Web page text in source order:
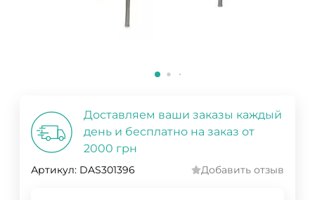
Доставляем ваши заказы каждый
день и бесплатно на заказ от
2000 грн
Артикул: DAS301396 Добавить отзыв